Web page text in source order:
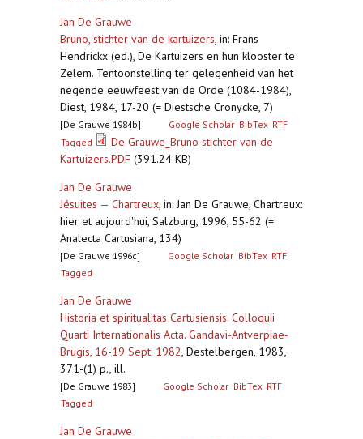
Jan De Grauwe
Bruno, stichter van de kartuizers, in: Frans
Hendrickx (ed.), De Kartuizers en hun klooster te
Zelem. Tentoonstelling ter gelegenheid van het
negende eeuwfeest van de Orde (1084-1984),
Diest, 1984, 17-20 (= Diestsche Cronycke, 7)
[De Grauwe 1984b] Google Scholar BibTex RTF
Tagged
De Grauwe_Bruno stichter van de
Kartuizers.PDF (391.24 KB)
Jan De Grauwe
Jésuites — Chartreux, in: Jan De Grauwe, Chartreux:
hier et aujourd'hui, Salzburg, 1996, 55-62 (=
Analecta Cartusiana, 134)
[De Grauwe 1996c] Google Scholar BibTex RTF
Tagged
Jan De Grauwe
Historia et spiritualitas Cartusiensis. Colloquii
Quarti Internationalis Acta. Gandavi-Antverpiae-
Brugis, 16-19 Sept. 1982, Destelbergen, 1983,
371-(1) p., ill.
[De Grauwe 1983] Google Scholar BibTex RTF
Tagged
Jan De Grauwe